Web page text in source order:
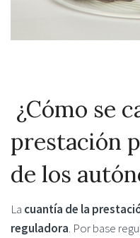
¿Cómo se
prestación
de los
La cuantía de la
reguladora. Por base